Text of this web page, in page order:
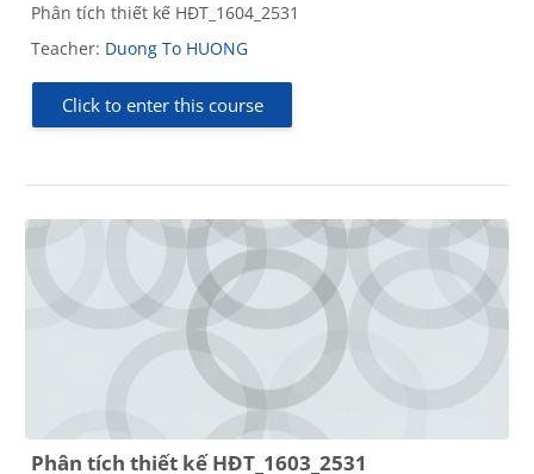
Phân tích thiết kế HĐT_1604_2531
Teacher: Duong To HUONG
Click to enter this course
Phân tích thiết kế HĐT_1603_2531